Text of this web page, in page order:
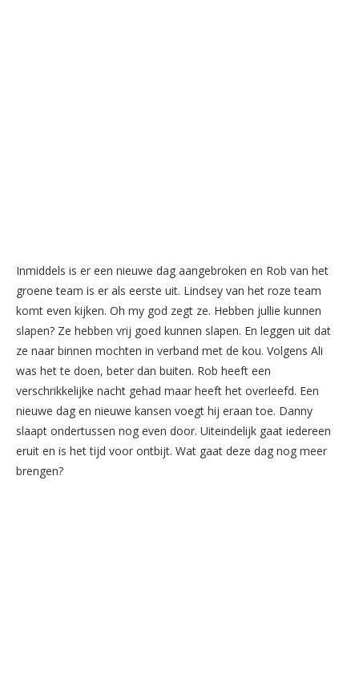
Inmiddels is er een nieuwe dag aangebroken en Rob van het
groene team is er als eerste uit. Lindsey van het roze team
komt even kijken. Oh my god zegt ze. Hebben jullie kunnen
slapen? Ze hebben vrij goed kunnen slapen. En leggen uit dat
ze naar binnen mochten in verband met de kou. Volgens Ali
was het te doen, beter dan buiten. Rob heeft een
verschrikkelijke nacht gehad maar heeft het overleefd. Een
nieuwe dag en nieuwe kansen voegt hij eraan toe. Danny
slaapt ondertussen nog even door. Uiteindelijk gaat iedereen
eruit en is het tijd voor ontbijt. Wat gaat deze dag nog meer
brengen?